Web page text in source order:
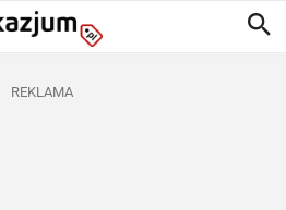
REKLAMA